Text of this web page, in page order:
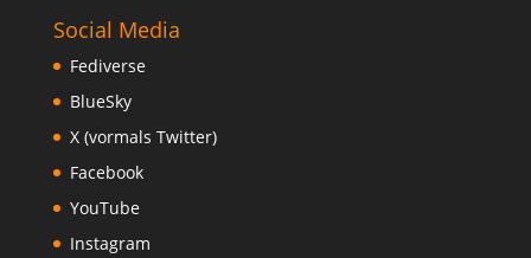
Social Media
Fediverse
BlueSky
X (vormals Twitter)
Facebook
YouTube
Instagram